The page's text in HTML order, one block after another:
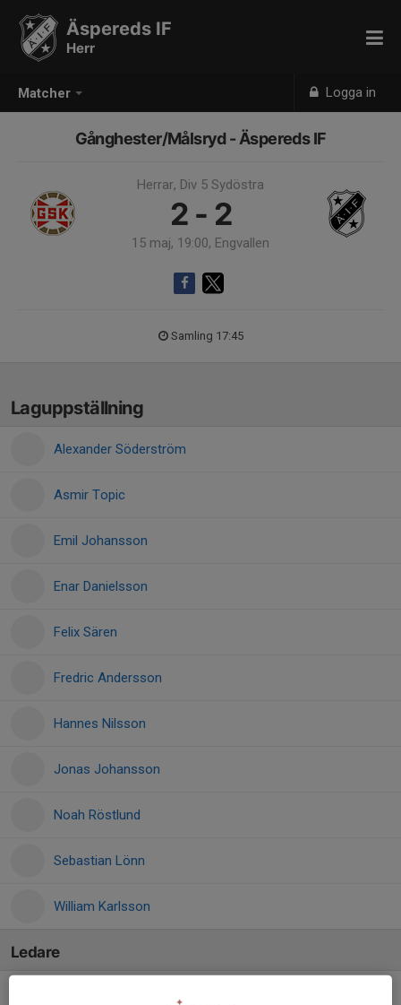
Matcher Logga in
Äspereds IF
Herr
Gånghester/Målsryd - Äspereds IF
Herrar, Div 5 Sydöstra
2 - 2
15 maj, 19:00, Engvallen
Samling 17:45
Laguppställning
Alexander Söderström
Asmir Topic
Emil Johansson
Enar Danielsson
Felix Sären
Fredric Andersson
Hannes Nilsson
Jonas Johansson
Noah Röstlund
Sebastian Lönn
William Karlsson
Ledare